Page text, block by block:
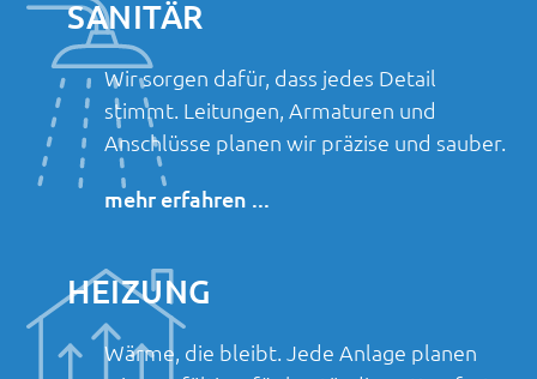
SANITÄR
Wir sorgen dafür, dass jedes Detail
stimmt. Leitungen, Armaturen und
Anschlüsse planen wir präzise und sauber.
mehr erfahren ...
HEIZUNG
Wärme, die bleibt. Jede Anlage planen